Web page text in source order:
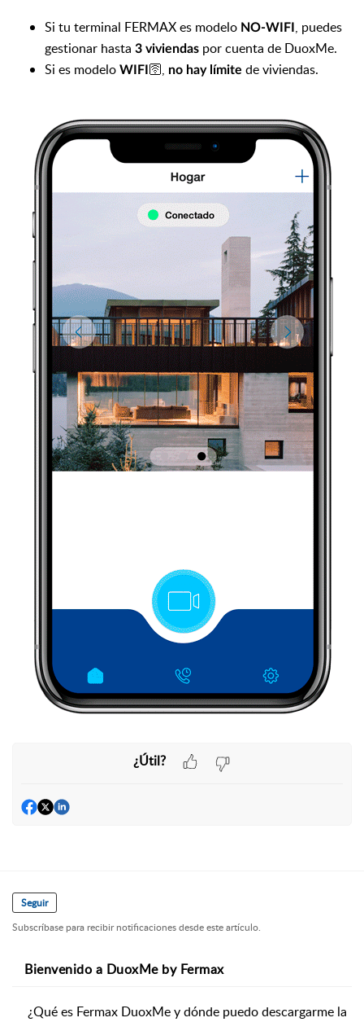
Si tu terminal FERMAX es modelo NO-WIFI , puedes
gestionar hasta 3 viviendas por cuenta de DuoxMe.
Si es modelo WIFI 🛜, no hay límite de viviendas.
¿Útil?
Seguir
Subscríbase para recibir notificaciones desde este artículo.
Bienvenido a DuoxMe by Fermax
¿Qué es Fermax DuoxMe y dónde puedo descargarme la